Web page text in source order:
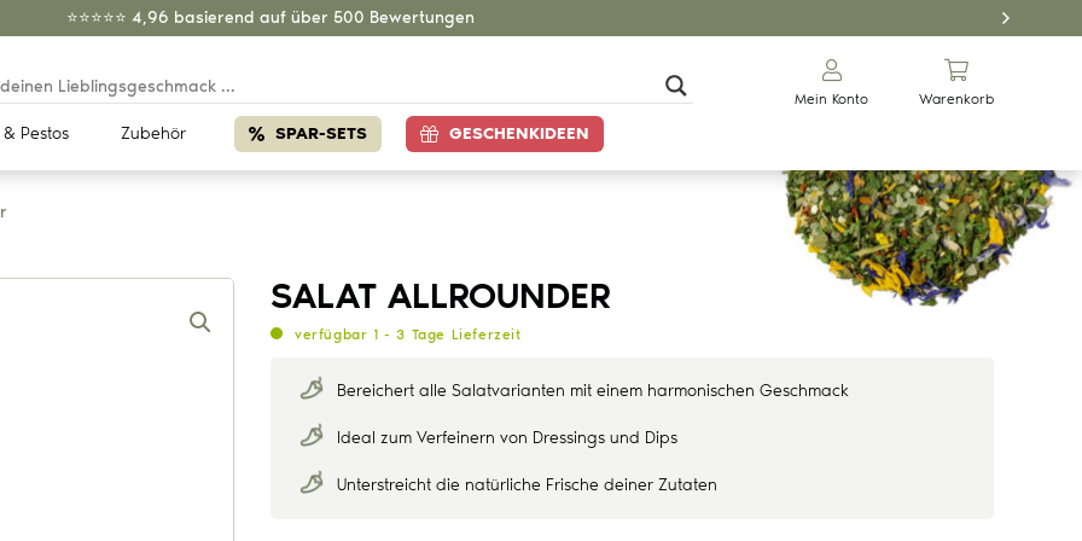
⭐️⭐️⭐️⭐️⭐️ 4,96 basierend auf über 500 Bewertungen
Mein Konto Warenkorb
Gewürze
& Pestos Zubehör SPAR-SETS GESCHENKIDEEN
SALAT ALLROUNDER
verfügbar 1 - 3 Tage Lieferzeit
Bereichert alle Salatvarianten mit einem harmonischen Geschmack
Ideal zum Verfeinern von Dressings und Dips
Unterstreicht die natürliche Frische deiner Zutaten